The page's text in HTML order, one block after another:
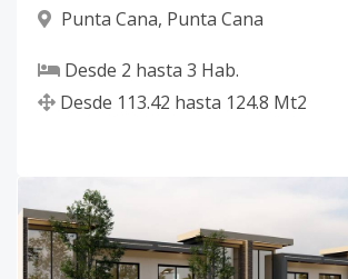
Punta Cana, Punta Cana
Desde 2 hasta 3 Hab.
Desde 113.42 hasta 124.8 Mt2